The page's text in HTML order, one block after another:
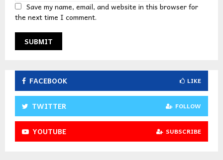
Save my name, email, and website in this browser for
the next time I comment.
FACEBOOK LIKE
TWITTER FOLLOW
YOUTUBE SUBSCRIBE